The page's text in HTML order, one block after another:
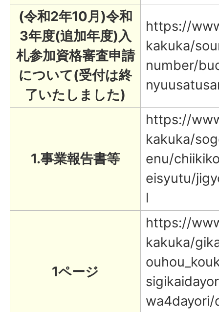
(令和2年10月)令和
3年度(追加年度)入
札参加資格審査申請
について(受付は終
了いたしました)
https://
kakuka/
number/
1.事業報告書等
https://
kakuka/
enu/
eisyutu/
l
1ページ
https://
kakuka/
wa4dayori/